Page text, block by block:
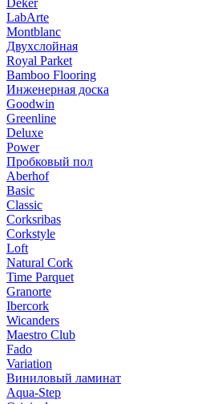
Deker
LabArte
Montblanc
Двухслойная
Royal Parket
Bamboo Flooring
Инженерная доска
Goodwin
Greenline
Deluxe
Power
Пробковый пол
Aberhof
Basic
Classic
Corksribas
Corkstyle
Loft
Natural Cork
Time Parquet
Granorte
Ibercork
Wicanders
Мaestro Club
Fado
Variation
Виниловый ламинат
Aqua-Step